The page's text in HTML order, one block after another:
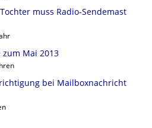
muss Radio-Sendemast
zum Mai 2013
bei Mailboxnachricht